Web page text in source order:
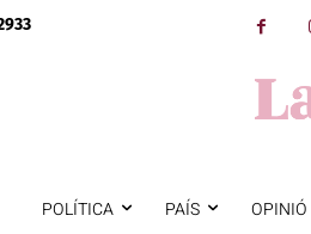
POLÍTICA PAÍS OPINIÓ